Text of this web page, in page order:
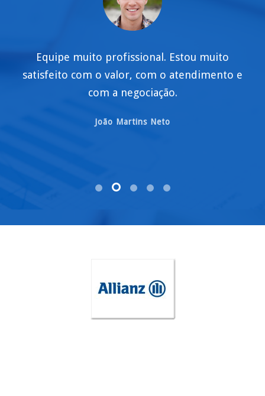
Equipe muito profissional. Estou muito
satisfeito com o valor, com o atendimento e
com a negociação.
João Martins Neto